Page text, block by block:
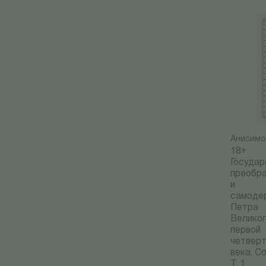
18+
и
Петра
первой
века.